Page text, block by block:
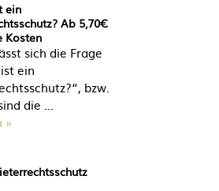
ein
Ab 5,70€
Kosten
sich die Frage
ein
bzw.
die …
»